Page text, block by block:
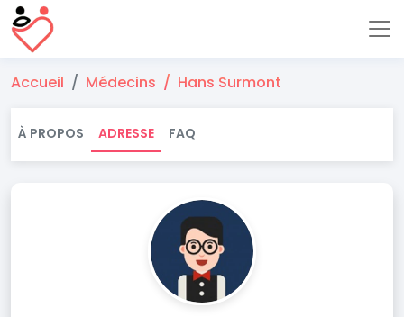
Accueil Médecins Hans Surmont
À PROPOS ADRESSE FAQ